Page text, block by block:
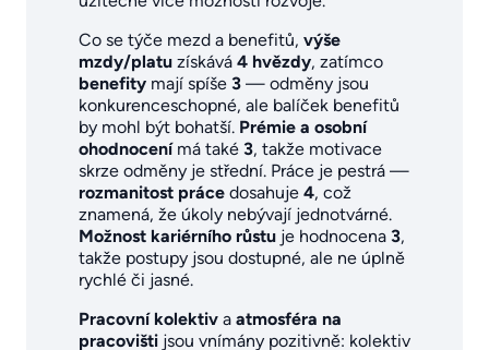
Co se týče mezd a benefitů, výše
mzdy/platu získává 4 hvězdy, zatímco
benefity mají spíše 3 — odměny jsou
konkurenceschopné, ale balíček benefitů
by mohl být bohatší. Prémie a osobní
ohodnocenímá také 3, takže motivace
skrze odměny je střední. Práce je pestrá —
rozmanitost práce dosahuje 4, což
znamená, že úkoly nebývají jednotvárné.
Možnost kariérního růstu je hodnocena 3,
takže postupy jsou dostupné, ale ne úplně
rychlé či jasné.
Pracovní kolektiv a atmosféra na
pracovišti jsou vnímány pozitivně: kolektiv